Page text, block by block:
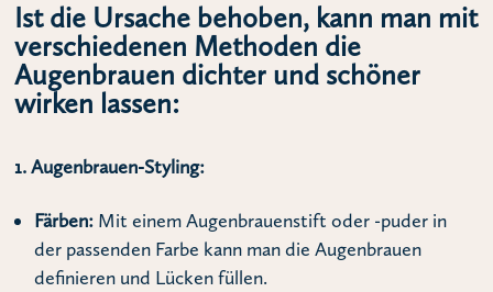
Ist die Ursache behoben, kann man mit
verschiedenen Methoden die
Augenbrauen dichter und schöner
wirken lassen:
1. Augenbrauen-Styling:
Färben: Mit einem Augenbrauenstift oder -puder in
der passenden Farbe kann man die Augenbrauen
definieren und Lücken füllen.